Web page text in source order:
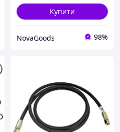
Купити
NovaGoods 98%